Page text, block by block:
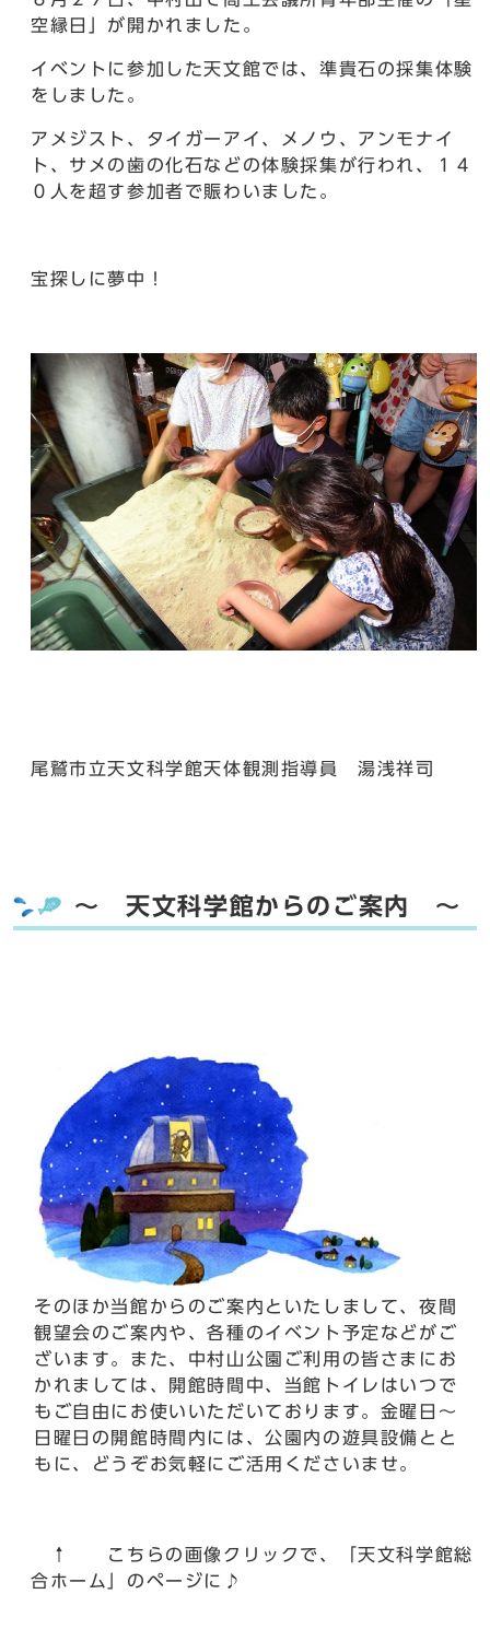
空縁日」が開かれました。
イベントに参加した天文館では、準貴石の採集体験
をしました。
アメジスト、タイガーアイ、メノウ、アンモナイ
ト、サメの歯の化石などの体験採集が行われ、１４
０人を超す参加者で賑わいました。
宝探しに夢中！
尾鷲市立天文科学館天体観測指導員 湯浅祥司
～ 天文科学館からのご案内 ～
そのほか当館からのご案内といたしまして、夜間
観望会のご案内や、各種のイベント予定などがご
ざいます。また、中村山公園ご利用の皆さまにお
かれましては、開館時間中、当館トイレはいつで
もご自由にお使いいただいております。金曜日～
日曜日の開館時間内には、公園内の遊具設備とと
もに、どうぞお気軽にご活用くださいませ。
↑ こちらの画像クリックで、「天文科学館総
合ホーム」のページに♪